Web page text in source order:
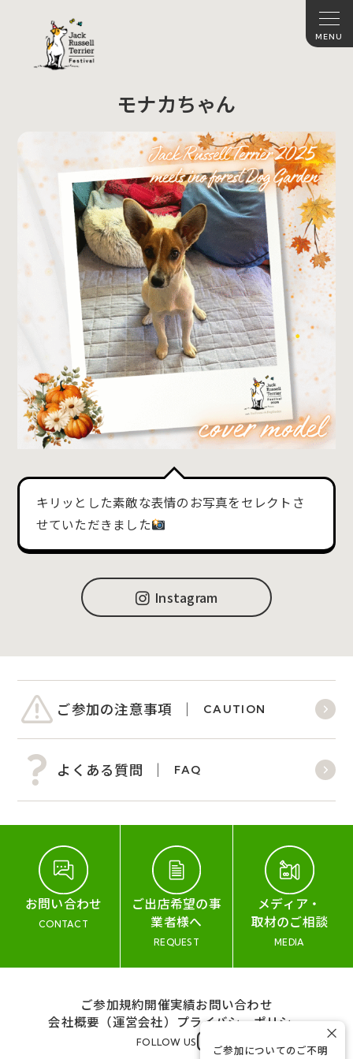
モナカちゃん
キリッとした素敵な表情のお写真をセレクトさ
せていただきました
Instagram
ご参加の注意事項 CAUTION
よくある質問 FAQ
お問い合わせ
CONTACT
ご出店希望の事
業者様へ
REQUEST
メディア・
取材のご相談
MEDIA
ご参加規約開催実績お問い合わせ
会社概要（運営会社） プライバシーポリシー
FOLLOW US
ご参加についてのご不明
×